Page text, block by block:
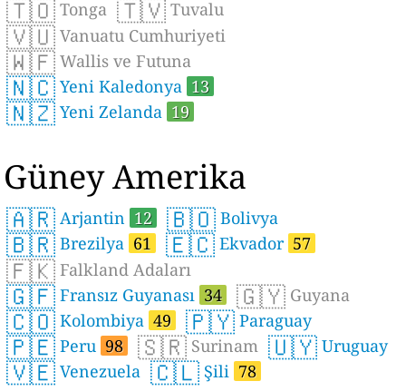
🇹🇴 Tonga 🇹🇻 Tuvalu
🇻🇺 Vanuatu Cumhuriyeti
🇼🇫 Wallis ve Futuna
🇳🇨 Yeni Kaledonya 13
🇳🇿 Yeni Zelanda 19
Güney Amerika
🇦🇷 Arjantin 12 🇧🇴 Bolivya
🇧🇷 Brezilya 61 🇪🇨 Ekvador 57
🇫🇰 Falkland Adaları
🇬🇫 Fransız Guyanası 34 🇬🇾 Guyana
🇨🇴 Kolombiya 49 🇵🇾 Paraguay
🇵🇪 Peru 98 🇸🇷 Surinam 🇺🇾 Uruguay
🇻🇪 Venezuela 🇨🇱 Şili 78